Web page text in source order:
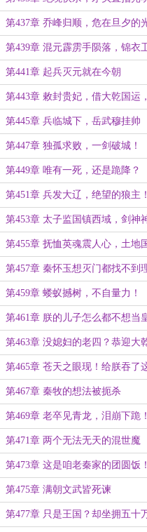
顶！
第437章 乔峰归顺，危在旦夕的
明顶！
第439章 混元霹雳手陨落，锦衣
包围光明顶！
第441章 起兵灭元就在今朝
第443章 敕封贵妃，借大乾国运，
邀月成就陆地神仙！
第445章 兵临城下，岳武穆挂帅
第447章 独孤求败，一剑破城！
第449章 唯有一死，还是跪降？
第451章 兵发大辽，绝望的狼主！
第453章 太子监国镇西域，剑神
兵斩不臣！
第455章 抚恤英魂震人心，土地
有惊权贵！
第457章 秦怀玉想灭门都找不到
由！
第459章 蝼蚁撼树，不自量力！
第461章 朕的儿子怎么都不想当
帝？
第463章 没媳妇的老四？恭迎大
英魂！
第465章 苍天之眼现！给朕吞了
方天道！
第467章 秦牧的想法被扼杀
第469章 老卒见青龙，泪崩下跪！
第471章 两个无法无天的混世魔
王？
第473章 这是咱老秦家的团圆饭！
第475章 满朝文武皆死谏
第477章 只是王国？却坐拥五十